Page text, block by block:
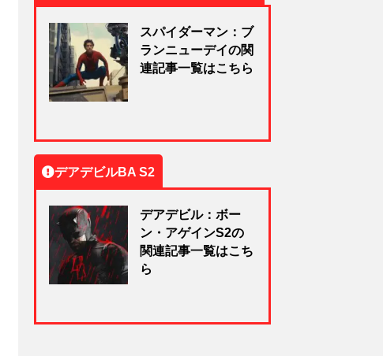
スパイダーマン：ブ
ランニューデイの関
連記事一覧はこちら
デアデビルBA S2
デアデビル：ボー
ン・アゲインS2の
関連記事一覧はこち
ら